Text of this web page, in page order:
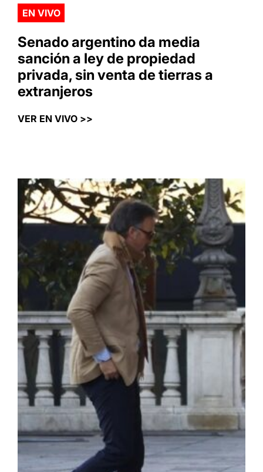
EN VIVO
Senado argentino da media
sanción a ley de propiedad
privada, sin venta de tierras a
extranjeros
VER EN VIVO >>